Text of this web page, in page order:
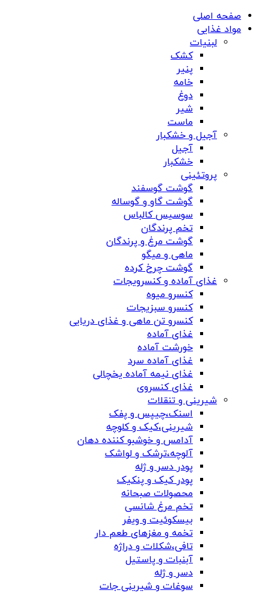
صفحه اصلی
مواد غذایی
لبنیات
کشک
پنیر
خامه
دوغ
شیر
ماست
آجیل و خشکبار
آجیل
خشکبار
پروتئینی
گوشت گوسفند
گوشت گاو و گوساله
سوسیس کالباس
تخم پرندگان
گوشت مرغ و پرندگان
ماهی و میگو
گوشت چرخ کرده
غذای آماده و کنسرویجات
کنسرو میوه
کنسرو سبزیجات
کنسرو تن ماهی و غذای دریایی
غذای آماده
خورشت آماده
غذای آماده سرد
غذای نیمه آماده یخچالی
غذای کنسروی
شیرینی و تنقلات
اسنک،چیپس و پفک
شیرینی،کیک و کلوچه
آدامس و خوشبو کننده دهان
آلوچه،ترشک و لواشک
پودر دسر و ژله
پودر کیک و پنکیک
محصولات صبحانه
تخم مرغ شانسی
بیسکوئیت و ویفر
تخمه و مغزهای طعم دار
تافی،شکلات و دراژه
آبنبات و پاستیل
دسر و ژله
سوغات و شیرینی جات